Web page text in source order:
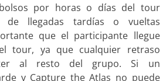
por horas o días del tour
de llegadas tardías o vueltas
que el participante llegue
tour, ya que cualquier retraso
al resto del grupo. Si un
y Capture the Atlas no puede